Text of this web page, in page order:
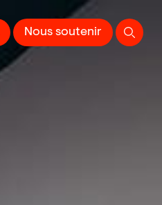
Nous soutenir